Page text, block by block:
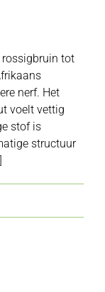
rossigbruin tot
nerf. Het
voelt vettig
stof is
structuur